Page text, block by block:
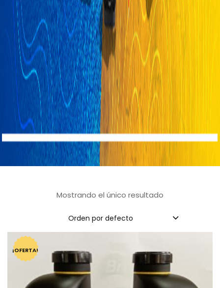
Mostrando el único resultado
Orden por defecto
¡OFERTA!